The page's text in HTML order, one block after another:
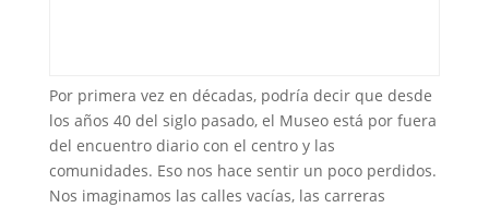
Por primera vez en décadas, podría decir que desde
los años 40 del siglo pasado, el Museo está por fuera
del encuentro diario con el centro y las
comunidades. Eso nos hace sentir un poco perdidos.
Nos imaginamos las calles vacías, las carreras